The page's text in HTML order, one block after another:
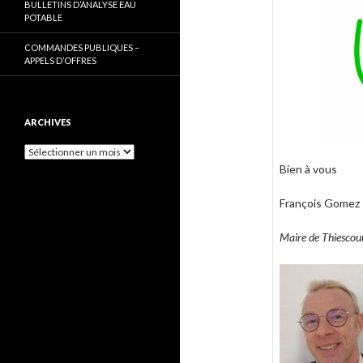
Bien à vous
François Gomez
Maire de
BULLETINS D’ANALYSE EAU
POTABLE
COMMANDES PUBLIQUES –
APPELS D’OFFRES
ARCHIVES
Archives